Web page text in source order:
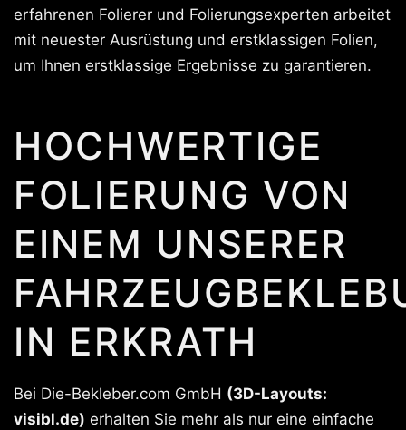
erfahrenen Folierer und Folierungsexperten arbeitet
mit neuester Ausrüstung und erstklassigen Folien,
um Ihnen erstklassige Ergebnisse zu garantieren.
HOCHWERTIGE
FOLIERUNG VON
EINEM UNSERER
IN ERKRATH
Bei Die-Bekleber.com GmbH (3D-Layouts:
visibl.de) erhalten Sie mehr als nur eine einfache